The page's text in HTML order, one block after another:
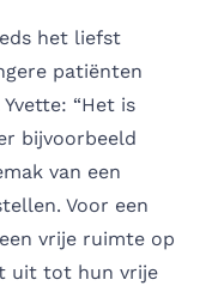
het liefst
patiënten
“Het is
bijvoorbeeld
van een
Voor een
vrije ruimte op
uit tot hun vrije